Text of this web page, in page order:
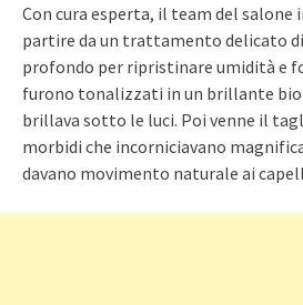
Con cura esperta, il team del salone
partire da un trattamento delicato
profondo per ripristinare umidità e
furono tonalizzati in un brillante
brillava sotto le luci. Poi venne il
morbidi che incorniciavano
davano movimento naturale ai